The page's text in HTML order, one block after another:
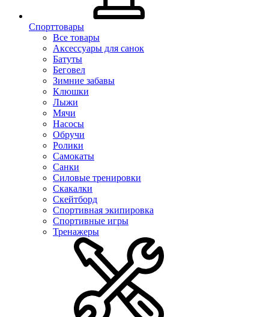
Спорттовары
Все товары
Аксессуары для санок
Батуты
Беговел
Зимние забавы
Клюшки
Лыжи
Мячи
Насосы
Обручи
Ролики
Самокаты
Санки
Силовые тренировки
Скакалки
Скейтборд
Спортивная экипировка
Спортивные игры
Тренажеры